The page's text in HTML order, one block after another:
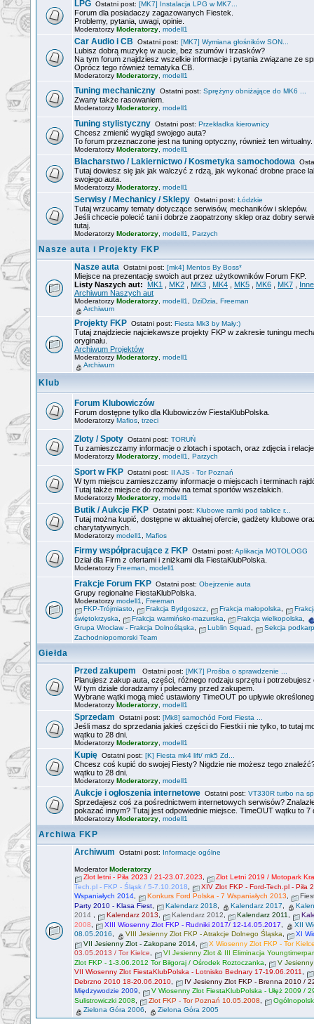
LPG Ostatni post: [MK7] Instalacja LPG w MK7...
Forum dla posiadaczy zagazowanych Fiestek.
Problemy, pytania, uwagi, opinie.
Moderatorzy Moderatorzy modell1
Car Audio i CB Ostatni post: [MK7] Wymiana głośników SON...
Lubisz dobrą muzykę w aucie, bez szumów i trzasków?
Na tym forum znajdziesz wszelkie informacje i pytania związane ze
Oprócz tego również tematyka CB.
Moderatorzy Moderatorzy modell1
Tuning mechaniczny Ostatni post: Sprężyny obniżające do MK6 ...
Zwany także rasowaniem.
Moderatorzy Moderatorzy modell1
Tuning stylistyczny Ostatni post: Przekładka kierownicy
Chcesz zmienić wygląd swojego auta?
To forum przeznaczone jest na tuning optyczny, również ten wirtualny.
Moderatorzy Moderatorzy modell1
Blacharstwo / Lakiernictwo / Kosmetyka samochodowa
Tutaj dowiesz się jak jak walczyć z rdzą, jak wykonać drobne prace
swojego auta.
Moderatorzy Moderatorzy modell1
Serwisy / Mechanicy / Sklepy Ostatni post: Łódzkie
Tutaj wrzucamy tematy dotyczące serwisów, mechaników i sklepów.
Jeśli chcecie polecić tani i dobrze zaopatrzony sklep oraz dobry
tutaj.
Moderatorzy Moderatorzy modell1 Parzych
Nasze auta i Projekty FKP
Nasze auta Ostatni post: [mk4] Mentos By Boss*
Miejsce na prezentację swoich aut przez użytkowników Forum FKP.
Listy Naszych aut:
MK1 MK2 MK3 MK4 MK5 MK6 MK7
Inne
Archiwum Naszych aut
Moderatorzy Moderatorzy modell1 DziDzia
Freeman
Archiwum
Projekty FKP Ostatni post: Fiesta Mk3 by Mały:)
Tutaj znajdziecie najciekawsze projekty FKP w zakresie tuningu
oryginału.
Archiwum Projektów
Moderatorzy Moderatorzy modell1
Archiwum
Klub
Forum Klubowiczów
Forum dostępne tylko dla Klubowiczów FiestaKlubPolska.
Moderatorzy Mafios trzeci
Zloty / Spoty Ostatni post: TORUŃ
Tu zamieszczamy informacje o zlotach i spotach, oraz zdjęcia i
Moderatorzy Moderatorzy modell1 Parzych
Sport w FKP Ostatni post: II AJS - Tor Poznań
W tym miejscu zamieszczamy informacje o miejscach i terminach
Tutaj także miejsce do rozmów na temat sportów wszelakich.
Moderatorzy Moderatorzy modell1
Butik / Aukcje FKP Ostatni post: Klubowe ramki pod tablice r...
Tutaj można kupić, dostępne w aktualnej ofercie, gadżety klubowe
charytatywnych.
Moderatorzy modell1 Mafios
Firmy współpracujące z FKP Ostatni post: Aplikacja MOTOLOGG
Dział dla Firm z ofertami i zniżkami dla FiestaKlubPolska.
Moderatorzy Freeman modell1
Frakcje Forum FKP Ostatni post: Obejrzenie auta
Grupy regionalne FiestaKlubPolska.
Moderatorzy modell1
Freeman
FKP-Trójmiasto
Frakcja Bydgoszcz Frakcja małopolska
świętokrzyska
Frakcja warmińsko-mazurska Frakcja wielkopolska
Grupa Wrocław - Frakcja Dolnośląska
Lublin Squad
Sekcja
Zachodniopomorski Team
Giełda
Przed zakupem
Ostatni post: [MK7] Prośba o sprawdzenie ...
Planujesz zakup auta, części, różnego rodzaju sprzętu i potrzebujesz
W tym dziale doradzamy i polecamy przed zakupem.
Wybrane wątki mogą mieć ustawiony TimeOUT po upływie
Moderatorzy Moderatorzy modell1
Sprzedam Ostatni post: [Mk8] samochód Ford Fiesta ...
Jeśli masz do sprzedania jakieś części do Fiestki i nie tylko, to tutaj
wątku to 28 dni.
Moderatorzy Moderatorzy modell1
Kupię Ostatni post: [K] Fiesta mk4 lift/ mk5 Zd...
Chcesz coś kupić do swojej Fiesty? Nigdzie nie możesz tego
wątku to 28 dni.
Moderatorzy Moderatorzy modell1
Aukcje i ogłoszenia internetowe Ostatni post: VT330R turbo na
Sprzedajesz coś za pośrednictwem internetowych serwisów?
pokazać innym? Tutaj jest odpowiednie miejsce. TimeOUT wątku to 7
Moderatorzy Moderatorzy modell1
Archiwa FKP
Archiwum Ostatni post: Informacje ogólne
ModeratorModeratorzy
Zlot letni - Piła 2023 / 21-23.07.2023
Zlot Letni 2019 / Motopark
Tech.pl - FKP - Śląsk / 5-7.10.2018
XIV Zlot FKP - Ford-Tech.pl - Piła
Wspaniałych 2014
Konkurs Ford Polska - 7 Wspaniałych 2013
Party 2010 - Klasa Fiest
Kalendarz 2018 Kalendarz 2017
2014
Kalendarz 2013 Kalendarz 2012 Kalendarz 2011
2008
XIII Wiosenny Zlot FKP - Rudniki 2017/ 12-14.05.2017
XII
08.05.2016
VIII Jesienny Zlot FKP - Atrakcje Dolnego Śląska
XI
VII Jesienny Zlot - Zakopane 2014
X Wiosenny Zlot FKP - Tor
03.05.2013 / Tor Kielce
VI Jesienny Zlot & III Eliminacja
Zlot FKP - 1-3.06.2012 Tor Biłgoraj / Ośrodek Roztoczanka
V
VII Wiosenny Zlot FiestaKlubPolska - Lotnisko Bednary 17-19.06.2011
Debrzno 2010 18-20.06.2010
IV Jesienny Zlot FKP - Brenna 2010 /
Międzywodzie 2009
V Wiosenny Zlot FiestaKlubPolska - Ułęż 2009 /
Sulistrowiczki 2008
Zlot FKP - Tor Poznań 10.05.2008
Zielona Góra 2006
Zielona Góra 2005